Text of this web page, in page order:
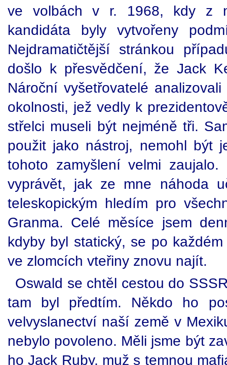
ve volbách v r. 1968, kdy z
kandidáta byly vytvořeny
Nejdramatičtější stránkou
došlo k přesvědčení, že Jack
Nároční vyšetřovatelé
okolnosti, jež vedly k
střelci museli být nejméně tři.
použit jako nástroj, nemohl být
tohoto zamyšlení velmi
vyprávět, jak ze mne náhoda
teleskopickým hledím pro
Granma. Celé měsíce jsem
kdyby byl statický, se po
ve zlomcích vteřiny znovu najít.
Oswald se chtěl cestou do
tam byl předtím. Někdo ho
velvyslanectví naší země v
nebylo povoleno. Měli jsme být
ho Jack Ruby, muž s temnou